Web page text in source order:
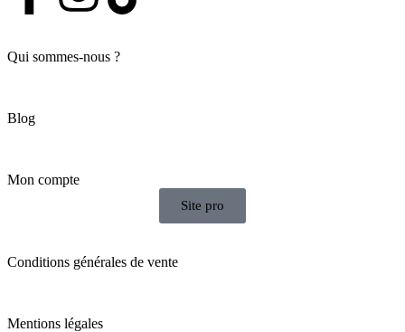
Qui sommes-nous ?
Blog
Mon compte
Site pro
Conditions générales de vente
Mentions légales